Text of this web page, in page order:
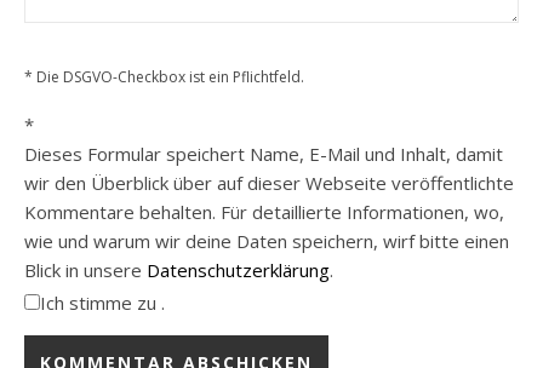
* Die DSGVO-Checkbox ist ein Pflichtfeld.
*
Dieses Formular speichert Name, E-Mail und Inhalt, damit
wir den Überblick über auf dieser Webseite veröffentlichte
Kommentare behalten. Für detaillierte Informationen, wo,
wie und warum wir deine Daten speichern, wirf bitte einen
Blick in unsere Datenschutzerklärung.
Ich stimme zu .